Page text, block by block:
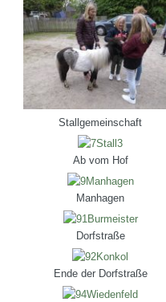
Stallgemeinschaft
Ab vom Hof
Manhagen
Dorfstraße
Ende der Dorfstraße